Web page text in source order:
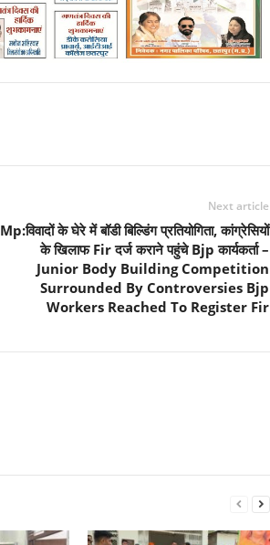
Next article
Mp:विवादों के घेरे में बॉडी बिल्डिंग प्रतियोगिता, कांग्रेसियों
के खिलाफ Fir दर्ज कराने पहुंचे Bjp कार्यकर्ता –
Junior Body Building Competition
Surrounded By Controversies Bjp
Workers Reached To Register Fir